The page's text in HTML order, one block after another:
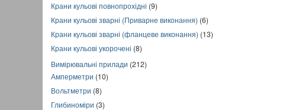
Крани кульові повнопрохідні (9)
Крани кульові зварні (Приварне виконання) (6)
Крани кульові зварні (фланцеве виконання) (13)
Крани кульові укорочені (8)
Вимірювальні прилади (212)
Амперметри (10)
Вольтметри (8)
Глибиноміри (3)